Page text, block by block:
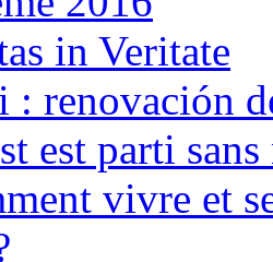
in Veritate
: renovación
est parti
vivre et